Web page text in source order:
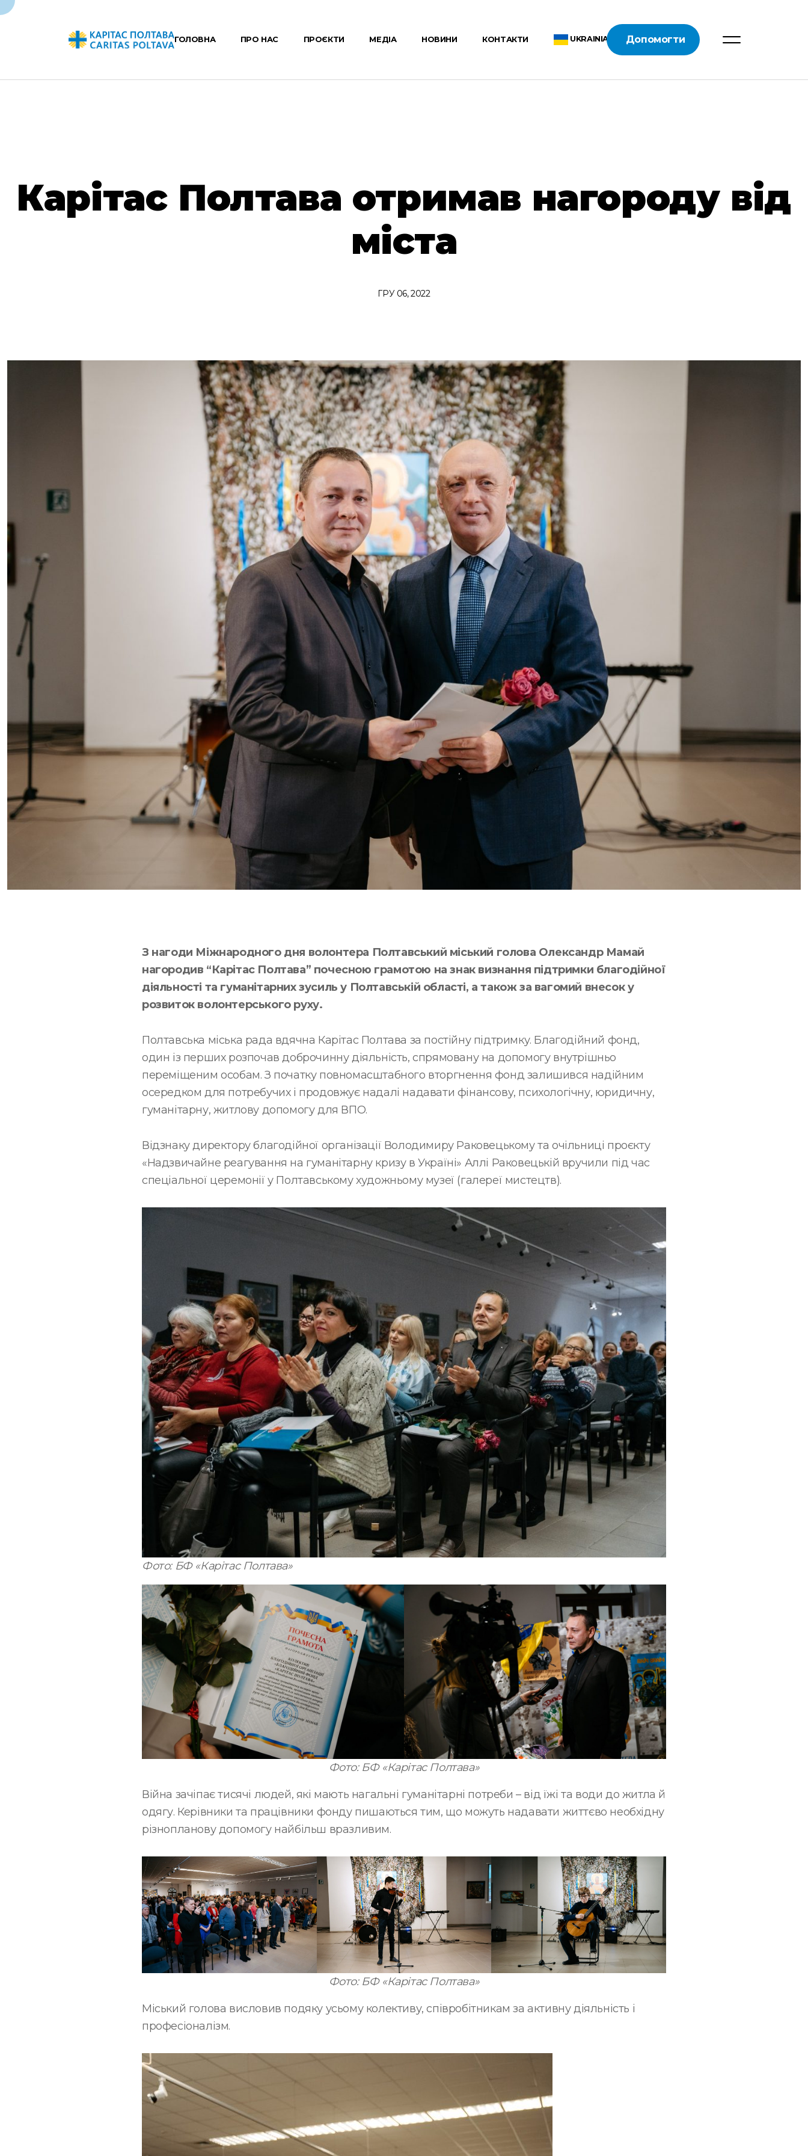
ГОЛОВНА ПРО НАС ПРОЄКТИ МЕДІА НОВИНИ КОНТАКТИ UKRAINIAN Допомогти
Карітас Полтава отримав нагороду від
міста
ГРУ 06, 2022
З нагоди Міжнародного дня волонтера Полтавський міський голова Олександр Мамай
нагородив “Карітас Полтава” почесною грамотою на знак визнання підтримки благодійної
діяльності та гуманітарних зусиль у Полтавській області, а також за вагомий внесок у
розвиток волонтерського руху.
Полтавська міська рада вдячна Карітас Полтава за постійну підтримку. Благодійний фонд,
один із перших розпочав доброчинну діяльність, спрямовану на допомогу внутрішньо
переміщеним особам. З початку повномасштабного вторгнення фонд залишився надійним
осередком для потребучих і продовжує надалі надавати фінансову, психологічну, юридичну,
гуманітарну, житлову допомогу для ВПО.
Відзнаку директору благодійної організації Володимиру Раковецькому та очільниці проєкту
«Надзвичайне реагування на гуманітарну кризу в Україні» Аллі Раковецькій вручили під час
спеціальної церемонії у Полтавському художньому музеї (галереї мистецтв).
Фото: БФ «Карітас Полтава»
Фото: БФ «Карітас Полтава»
Війна зачіпає тисячі людей, які мають нагальні гуманітарні потреби – від їжі та води до житла й
одягу. Керівники та працівники фонду пишаються тим, що можуть надавати життєво необхідну
різнопланову допомогу найбільш вразливим.
Фото: БФ «Карітас Полтава»
Міський голова висловив подяку усьому колективу, співробітникам за активну діяльність і
професіоналізм.